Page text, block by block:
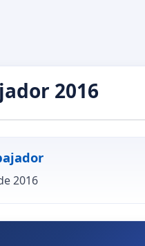
2016
2016